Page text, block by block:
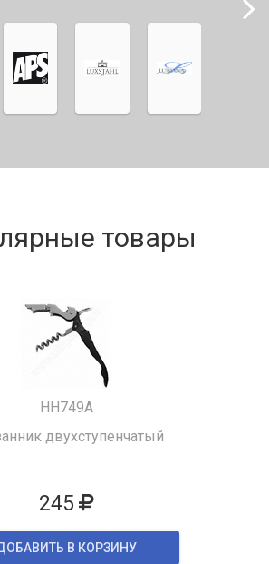
товары
HH749A
двухступенчатый
245
В КОРЗИНУ